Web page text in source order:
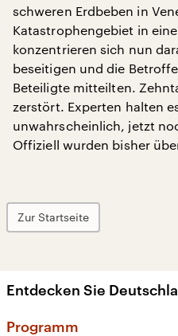
schweren Erdbeben in
Katastrophengebiet in
konzentrieren sich nun
beseitigen und die
Beteiligte mitteilten.
zerstört. Experten halten
unwahrscheinlich, jetzt
Offiziell wurden bisher
Zur Startseite
Entdecken Sie
Programm